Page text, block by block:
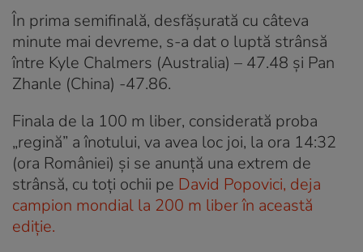
În prima semifinală, desfășurată cu câteva
minute mai devreme, s-a dat o luptă strânsă
între Kyle Chalmers (Australia) – 47.48 și Pan
Zhanle (China) -47.86.
Finala de la 100 m liber, considerată proba
„regină” a înotului, va avea loc joi, la ora 14:32
(ora României) și se anunță una extrem de
strânsă, cu toți ochii pe David Popovici, deja
campion mondial la 200 m liber în această
ediție.